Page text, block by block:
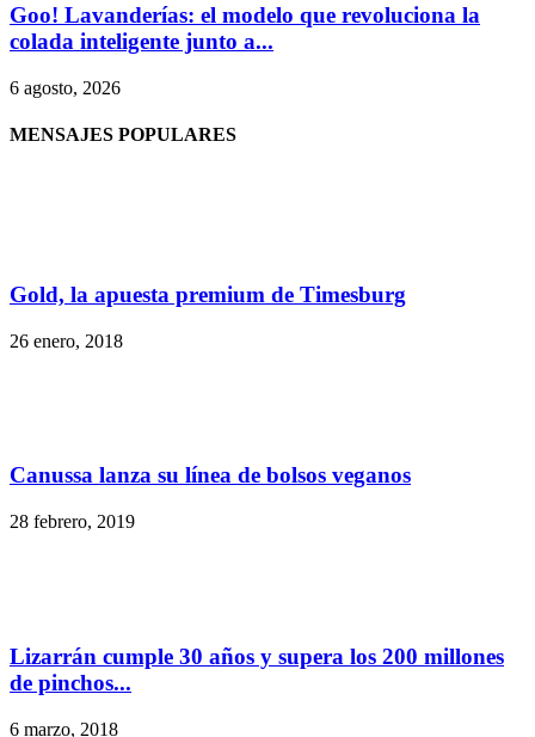
Goo! Lavanderías: el modelo que revoluciona la
colada inteligente junto a...
6 agosto, 2026
MENSAJES POPULARES
Gold, la apuesta premium de Timesburg
26 enero, 2018
Canussa lanza su línea de bolsos veganos
28 febrero, 2019
Lizarrán cumple 30 años y supera los 200 millones
de pinchos...
6 marzo, 2018